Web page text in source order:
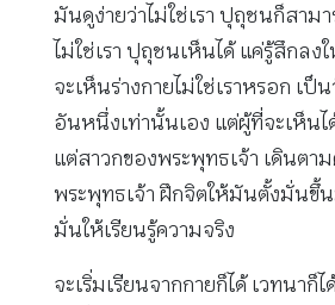
มันดูง่ายว่าไม่ใช่เรา ปุถุชนก็สามา
ไม่ใช่เรา ปุถุชนเห็นได้ แค่รู้สึกลงใ
จะเห็นร่างกายไม่ใช่เราหรอก เ
อันหนึ่งเท่านั้นเอง แต่ผู้ที่จะเห็นไ
แต่สาวกของพระพุทธเจ้า เดินตา
พระพุทธเจ้า ฝึกจิตให้มันตั้งมั่นขึ้
มั่นให้เรียนรู้ความจริง
จะเริ่มเรียนจากกายก็ได้ เวทนาก็ไ